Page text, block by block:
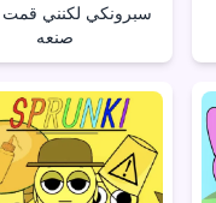
سبرونكي لكنني قمت
صنعه